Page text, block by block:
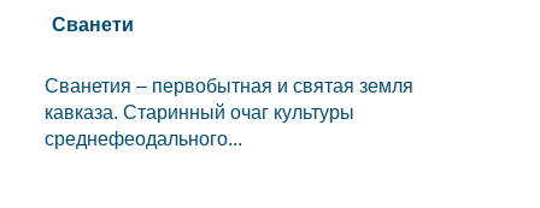
Сванети
Сванетия – первобытная и святая земля
кавказа. Старинный очаг культуры
среднефеодального...